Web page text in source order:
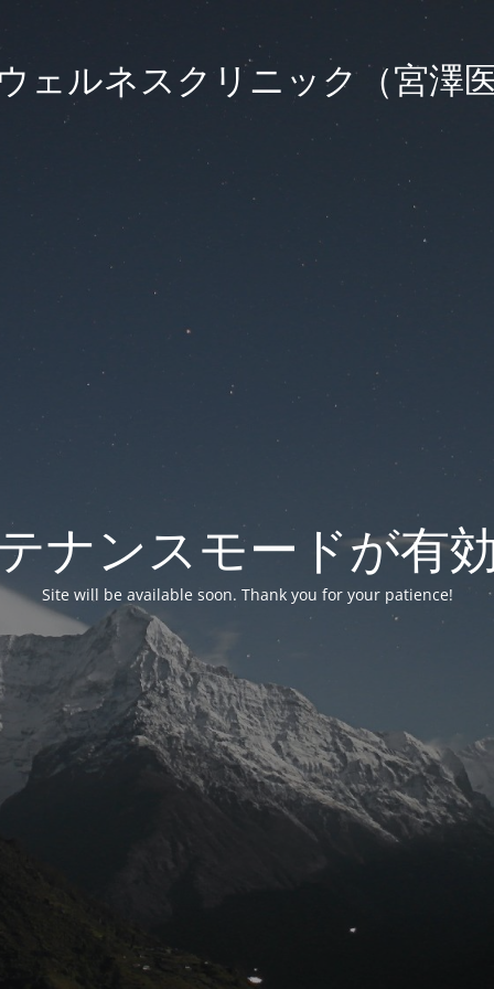
ェルネスクリニック（宮澤
ナンスモードが有
Site will be available soon. Thank you for your patience!